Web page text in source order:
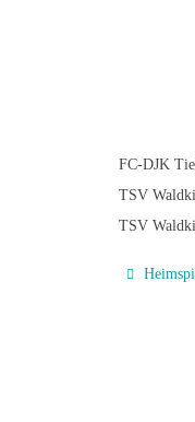
FC-DJK
TSV
TSV